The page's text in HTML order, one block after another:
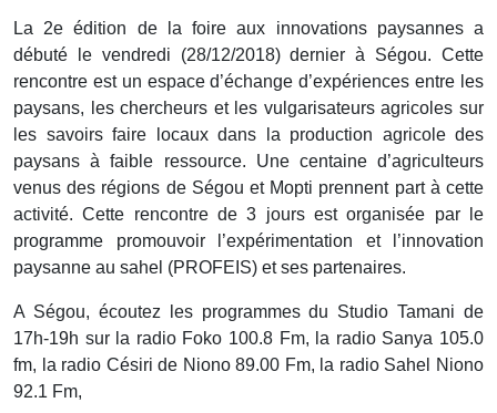
La 2e édition de la foire aux innovations paysannes a
débuté le vendredi (28/12/2018) dernier à Ségou. Cette
rencontre est un espace d’échange d’expériences entre les
paysans, les chercheurs et les vulgarisateurs agricoles sur
les savoirs faire locaux dans la production agricole des
paysans à faible ressource. Une centaine d’agriculteurs
venus des régions de Ségou et Mopti prennent part à cette
activité. Cette rencontre de 3 jours est organisée par le
programme promouvoir l’expérimentation et l’innovation
paysanne au sahel (PROFEIS) et ses partenaires.
A Ségou, écoutez les programmes du Studio Tamani de
17h-19h sur la radio Foko 100.8 Fm, la radio Sanya 105.0
fm, la radio Césiri de Niono 89.00 Fm, la radio Sahel Niono
92.1 Fm,